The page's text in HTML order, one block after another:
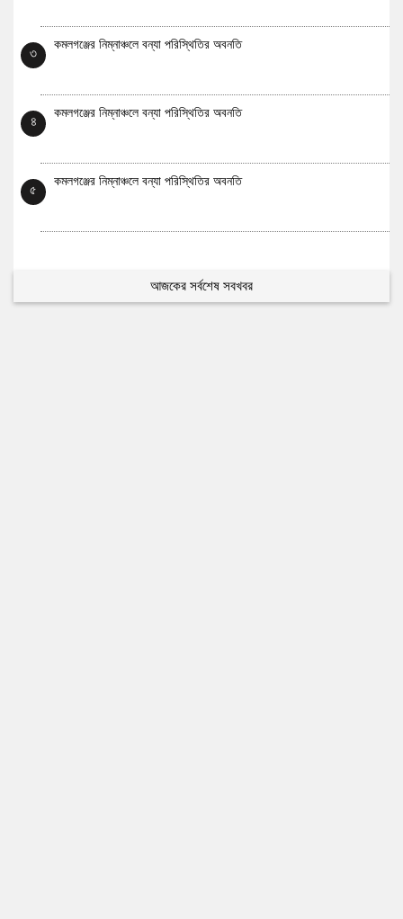
৩
কমলগঞ্জের নিম্নাঞ্চলে বন্যা পরিস্থিতির অবনতি
৪
কমলগঞ্জের নিম্নাঞ্চলে বন্যা পরিস্থিতির অবনতি
৫
কমলগঞ্জের নিম্নাঞ্চলে বন্যা পরিস্থিতির অবনতি
আজকের সর্বশেষ সবখবর